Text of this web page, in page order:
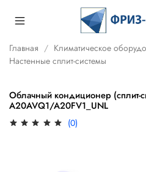
Главная Климатическое
Настенные сплит-системы
Облачный кондиционер (сплит-
A20AVQ1/A20FV1_UNL
(0)